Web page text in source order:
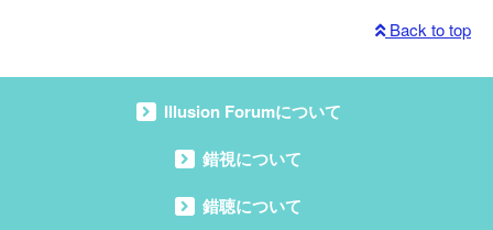
Back to top
Illusion Forumについて
錯視について
錯聴について